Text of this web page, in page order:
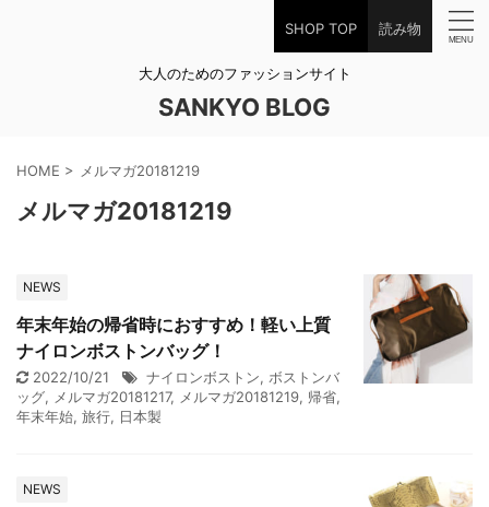
SHOP TOP 読み物
大人のためのファッションサイト
SANKYO BLOG
HOME > メルマガ20181219
メルマガ20181219
NEWS
年末年始の帰省時におすすめ！軽い上質
ナイロンボストンバッグ！
2022/10/21 ナイロンボストン, ボストンバ
ッグ, メルマガ20181217, メルマガ20181219, 帰省,
年末年始, 旅行, 日本製
NEWS